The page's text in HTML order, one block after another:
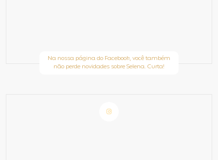
Na nossa página do Facebook, você também
não perde novidades sobre Selena. Curta!